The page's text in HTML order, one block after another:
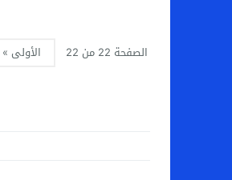
الصفحة 22 من 22 الأولى »